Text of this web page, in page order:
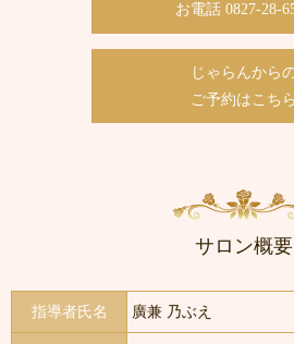
お電話 0827-28-
じゃらんから
ご予約はこちら
サロン概要
指導者氏名 廣兼 乃ぶえ